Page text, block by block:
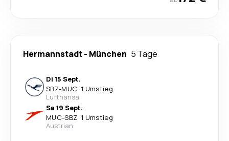
Hermannstadt- München 5 Tage
Di 15 Sept.
SBZ-MUC· 1 Umstieg
Lufthansa
Sa 19 Sept.
MUC-SBZ· 1 Umstieg
Austrian